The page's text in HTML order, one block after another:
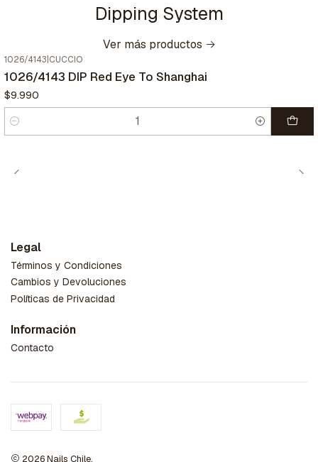
Dipping System
Ver más productos
1026/4143 CUCCIO
1026/4143 DIP Red Eye To Shanghai
$9.990
Cantidad
Legal
Términos y Condiciones
Cambios y Devoluciones
Políticas de Privacidad
Información
Contacto
2026 Nails Chile.